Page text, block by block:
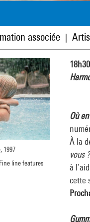
associée
1997
line features
Où
À la
vous
à
cette